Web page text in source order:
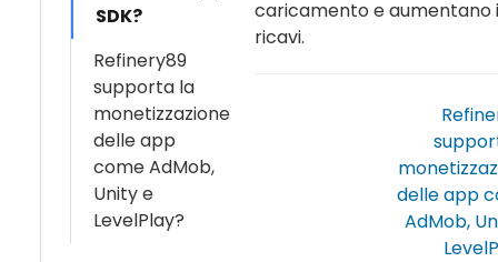
SDK?
Refinery89
supporta la
monetizzazione
delle app
come AdMob,
Unity e
LevelPlay?
caricamento e aumentano i
ricavi.
delle app
AdMob,